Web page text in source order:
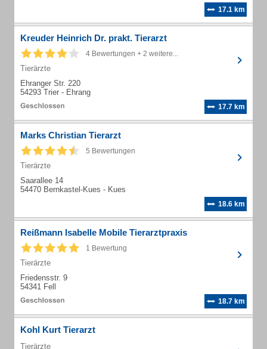
17.1 km
Kreuder Heinrich Dr. prakt. Tierarzt
4 Bewertungen + 2 weitere...
Tierärzte
Ehranger Str. 220
54293 Trier - Ehrang
17.7 km
Marks Christian Tierarzt
5 Bewertungen
Tierärzte
Saarallee 14
54470 Bernkastel-Kues - Kues
18.6 km
Reißmann Isabelle Mobile Tierarztpraxis
1 Bewertung
Tierärzte
Friedensstr. 9
54341 Fell
18.7 km
Kohl Kurt Tierarzt
Tierärzte